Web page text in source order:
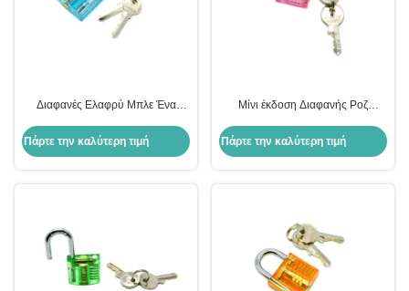
Διαφανές Ελαφρύ Μπλε Ένα
Διαφανείς κλειδαριές Εργαλεία
κλειδαριού
Πάρτε την καλύτερη τιμή
Μίνι έκδοση Διαφανής Ροζ
κλειδαράς
Πάρτε την καλύτερη τιμή